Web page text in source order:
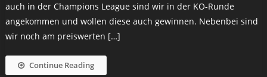
auch in der Champions League sind wir in der KO-Runde
angekommen und wollen diese auch gewinnen. Nebenbei sind
wir noch am preiswerten […]
Continue Reading